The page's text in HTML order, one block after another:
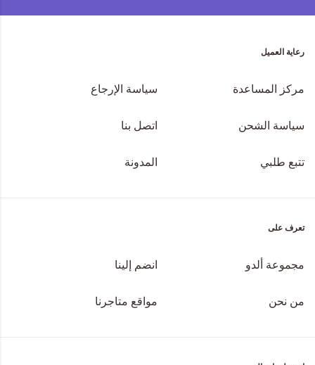
رعاية العميل
مركز المساعدة سياسة الإرجاع
سياسة الشحن اتصل بنا
تتبع طلبي المدونة
تعرف على
مجموعة ألدو انضم إلينا
من نحن مواقع متاجرنا